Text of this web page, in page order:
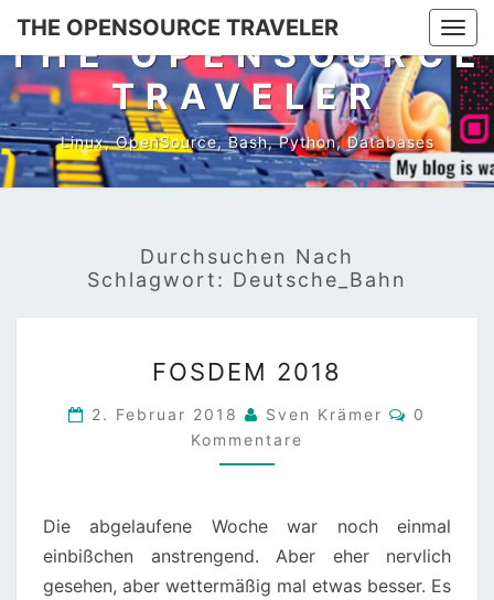
Skip
content
THE OPENSOURCE TRAVELER
THE OPENSOURCE
TRAVELER
Linux, OpenSource, Bash, Python, Databases
Durchsuchen Nach
Schlagwort: Deutsche_Bahn
2018
FOSDEM 2018
2. Februar 2018 Sven Krämer
0
Kommentare
Die abgelaufene Woche war noch einmal
einbißchen anstrengend. Aber eher nervlich
gesehen, aber wettermäßig mal etwas besser. Es